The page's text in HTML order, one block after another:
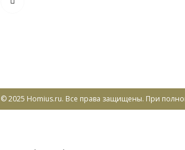
© 2025 Homius.ru. Все права защищены. При